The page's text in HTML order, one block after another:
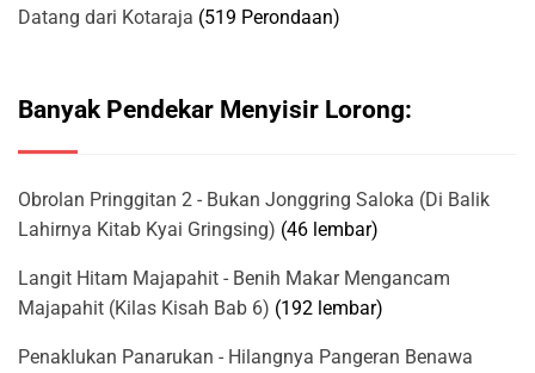
Datang dari Kotaraja (519 Perondaan)
Banyak Pendekar Menyisir Lorong:
Obrolan Pringgitan 2 - Bukan Jonggring Saloka (Di Balik
Lahirnya Kitab Kyai Gringsing) (46 lembar)
Langit Hitam Majapahit - Benih Makar Mengancam
Majapahit (Kilas Kisah Bab 6) (192 lembar)
Penaklukan Panarukan - Hilangnya Pangeran Benawa